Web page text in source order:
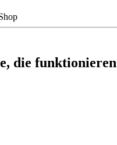
die funktionieren